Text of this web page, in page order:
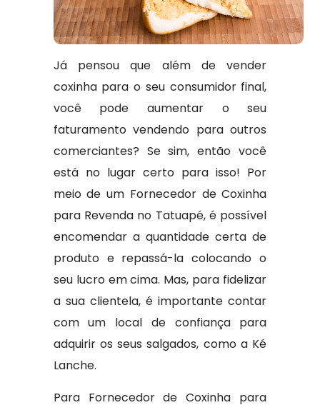
Já pensou que além de vender
coxinha para o seu consumidor final,
você pode aumentar o seu
faturamento vendendo para outros
comerciantes? Se sim, então você
está no lugar certo para isso! Por
meio de um Fornecedor de Coxinha
para Revenda no Tatuapé, é possível
encomendar a quantidade certa de
produto e repassá-la colocando o
seu lucro em cima. Mas, para fidelizar
a sua clientela, é importante contar
com um local de confiança para
adquirir os seus salgados, como a Ké
Lanche.
Para Fornecedor de Coxinha para